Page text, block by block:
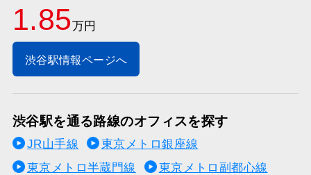
1.85万円
渋谷駅情報ページへ
渋谷駅を通る路線のオフィスを探す
JR山手線
東京メトロ銀座線
東京メトロ半蔵門線
東京メトロ副都心線